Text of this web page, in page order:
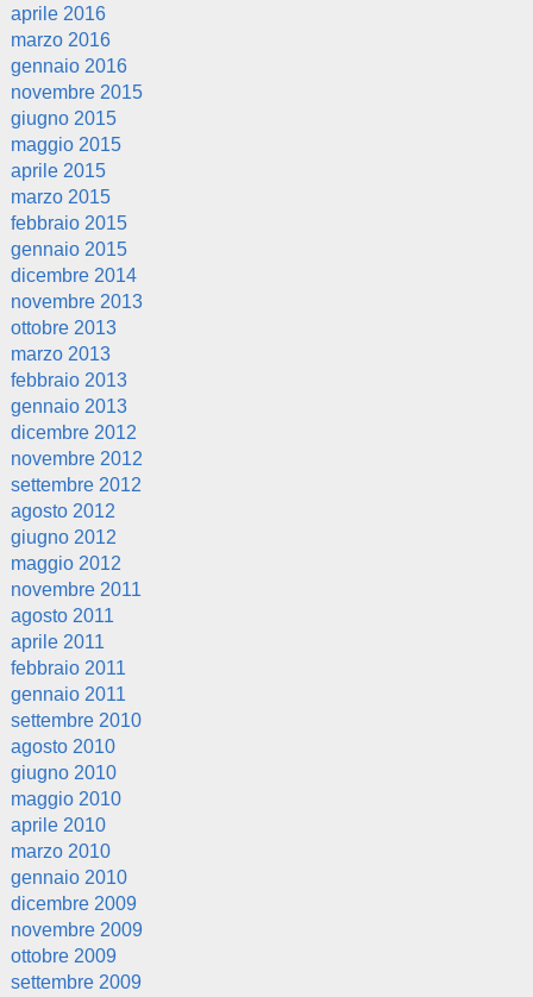
aprile 2016
marzo 2016
gennaio 2016
novembre 2015
giugno 2015
maggio 2015
aprile 2015
marzo 2015
febbraio 2015
gennaio 2015
dicembre 2014
novembre 2013
ottobre 2013
marzo 2013
febbraio 2013
gennaio 2013
dicembre 2012
novembre 2012
settembre 2012
agosto 2012
giugno 2012
maggio 2012
novembre 2011
agosto 2011
aprile 2011
febbraio 2011
gennaio 2011
settembre 2010
agosto 2010
giugno 2010
maggio 2010
aprile 2010
marzo 2010
gennaio 2010
dicembre 2009
novembre 2009
ottobre 2009
settembre 2009